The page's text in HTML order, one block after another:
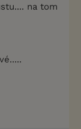
na tom